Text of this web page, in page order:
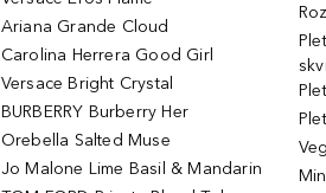
Ariana Grande Cloud
Carolina Herrera Good Girl
Versace Bright Crystal
BURBERRY Burberry Her
Orebella Salted Muse
Jo Malone Lime Basil & Mandarin